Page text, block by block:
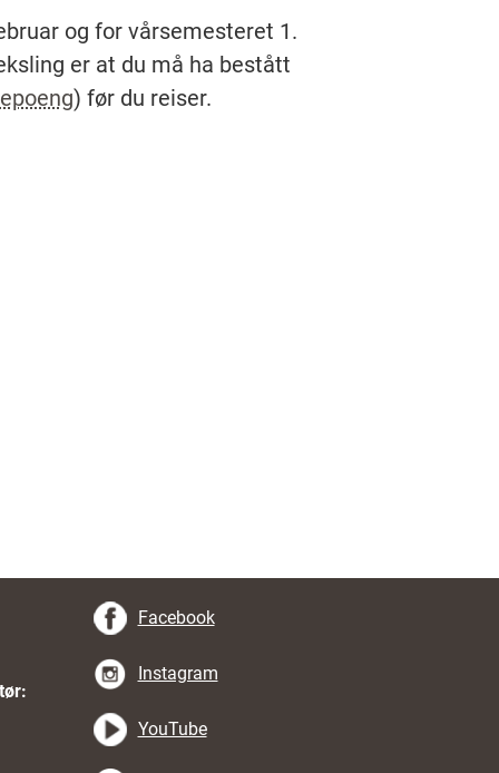
og for vårsemesteret 1.
er at du må ha bestått
) før du reiser.
Facebook
Instagram
YouTube